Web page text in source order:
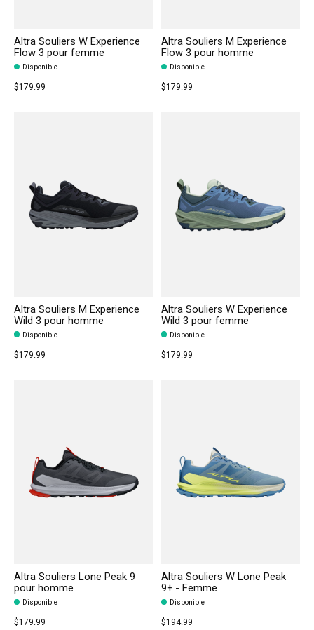
Altra Souliers W Experience
Flow 3 pour femme
Disponible
$179.99
Altra Souliers M Experience
Flow 3 pour homme
Disponible
$179.99
Altra Souliers M Experience
Wild 3 pour homme
Disponible
$179.99
Altra Souliers W Experience
Wild 3 pour femme
Disponible
$179.99
Altra Souliers Lone Peak 9
pour homme
Disponible
$179.99
Altra Souliers W Lone Peak
9+ - Femme
Disponible
$194.99